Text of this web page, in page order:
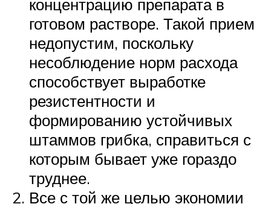
концентрацию препарата в
готовом растворе. Такой прием
недопустим, поскольку
несоблюдение норм расхода
способствует выработке
резистентности и
формированию устойчивых
штаммов грибка, справиться с
которым бывает уже гораздо
труднее.
Все с той же целью экономии